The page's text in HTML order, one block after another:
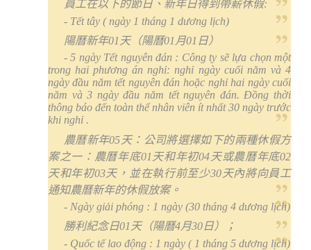
員工在以下的節日、新年日得到帶薪休假:
- Tết tây ( ngày 1 tháng 1 dương lịch)
陽曆新年01 天（陽曆01 月01 日）
- 5 ngày Tết nguyên đán : Công ty sẽ lựa chọn một
trong hai phương án nghỉ: nghỉ ngày cuối năm và 4
ngày đầu năm tết nguyên đán hoặc nghỉ hai ngày cuối
năm và 3 ngày đầu năm tết nguyên đán. Đồng thời
thông báo đến toàn thể nhân viên ít nhất 30 ngày trước
khi nghỉ .
農曆新年05天：公司將選擇如下的兩種休假方
案之一：農曆年底01 天和年初04天或農曆年底02
天和年初03天，並在執行前至少30天內將向員工
通知農曆新年的休假放案。
- Ngày giải phóng : 1 ngày (30 tháng 4 dương lịch)
勝利紀念日01 天（陽曆4月30日）；
- Quốc tế lao động : 1 ngày ( 1 tháng 5 dương lịch)